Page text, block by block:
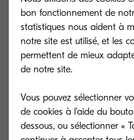
bon fonctionnement de
statistiques nous aident à
notre site est utilisé, et les
permettent de mieux
de notre site.
Vous pouvez sélectionner
de cookies à l'aide du
dessous, ou sélectionner «